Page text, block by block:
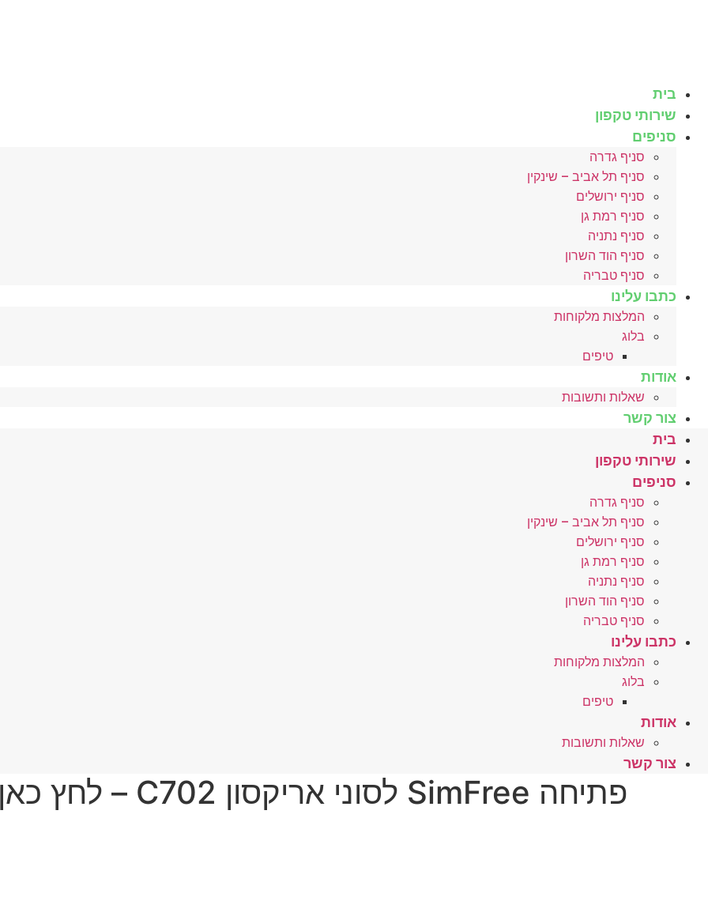
בית
שירותי טקפון
סניפים
סניף גדרה
סניף תל אביב – שינקין
סניף ירושלים
סניף רמת גן
סניף נתניה
סניף הוד השרון
סניף טבריה
כתבו עלינו
המלצות מלקוחות
בלוג
טיפים
אודות
שאלות ותשובות
צור קשר
בית
שירותי טקפון
סניפים
סניף גדרה
סניף תל אביב – שינקין
סניף ירושלים
סניף רמת גן
סניף נתניה
סניף הוד השרון
סניף טבריה
כתבו עלינו
המלצות מלקוחות
בלוג
טיפים
אודות
שאלות ותשובות
צור קשר
פתיחה SimFree לסוני אריקסון C702 – לחץ כאן